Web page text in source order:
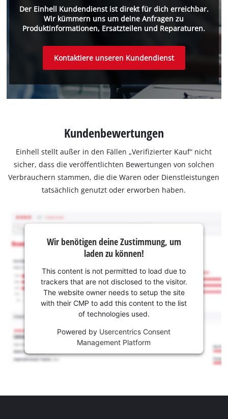
Der Einhell Kundendienst ist direkt für dich erreichbar.
Wir kümmern uns um deine Anfragen zu
Produktinformationen, Ersatzteilen und Reparaturen.
Kontaktiere unseren Kundendienst
Kundenbewertungen
Einhell stellt außer in den Fällen „Verifizierter Kauf“ nicht
sicher, dass die veröffentlichten Bewertungen von solchen
Verbrauchern stammen, die die Waren oder Dienstleistungen
tatsächlich genutzt oder erworben haben.
Wir benötigen deine Zustimmung, um
laden zu können!
This content is not permitted to load due to
trackers that are not disclosed to the visitor.
The website owner needs to setup the site
with their CMP to add this content to the list
of technologies used.
Powered by Usercentrics Consent
Management Platform